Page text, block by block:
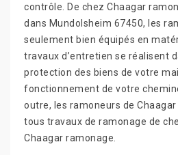
contrôle. De chez Chaagar
dans Mundolsheim 67450, les
seulement bien équipés en
travaux d’entretien se réalisent
protection des biens de votre
fonctionnement de votre
outre, les ramoneurs de
tous travaux de ramonage de
Chaagar ramonage.